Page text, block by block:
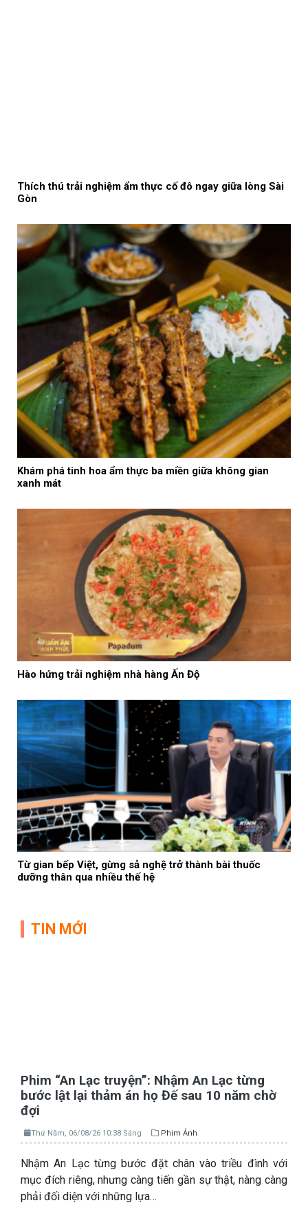
Thích thú trải nghiệm ẩm thực cố đô ngay giữa lòng Sài
Gòn
Khám phá tinh hoa ẩm thực ba miền giữa không gian
xanh mát
Hào hứng trải nghiệm nhà hàng Ấn Độ
Từ gian bếp Việt, gừng sả nghệ trở thành bài thuốc
dưỡng thân qua nhiều thế hệ
TIN MỚI
Phim “An Lạc truyện”: Nhậm An Lạc từng
bước lật lại thảm án họ Đế sau 10 năm chờ
đợi
Thứ Năm, 06/08/26 10:38 Sáng Phim Ảnh
Nhậm An Lạc từng bước đặt chân vào triều đình với
mục đích riêng, nhưng càng tiến gần sự thật, nàng càng
phải đối diện với những lựa…